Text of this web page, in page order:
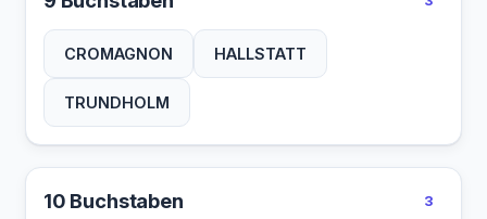
CROMAGNON HALLSTATT
TRUNDHOLM
10 Buchstaben 3